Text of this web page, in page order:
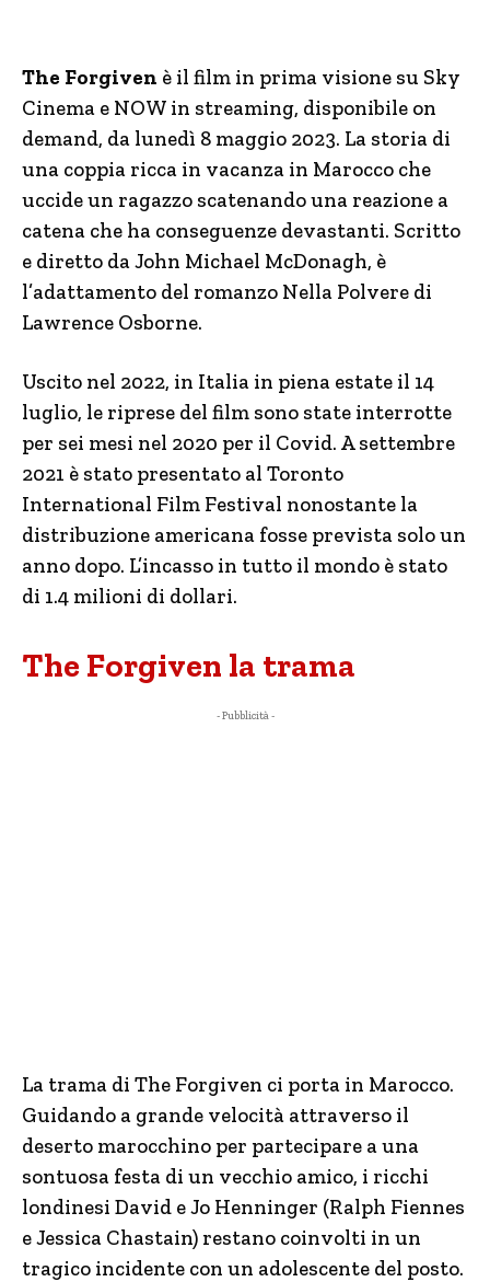
The Forgiven è il film in prima visione su Sky
Cinema e NOW in streaming, disponibile on
demand, da lunedì 8 maggio 2023. La storia di
una coppia ricca in vacanza in Marocco che
uccide un ragazzo scatenando una reazione a
catena che ha conseguenze devastanti. Scritto
e diretto da John Michael McDonagh, è
l’adattamento del romanzo Nella Polvere di
Lawrence Osborne.
Uscito nel 2022, in Italia in piena estate il 14
luglio, le riprese del film sono state interrotte
per sei mesi nel 2020 per il Covid. A settembre
2021 è stato presentato al Toronto
International Film Festival nonostante la
distribuzione americana fosse prevista solo un
anno dopo. L’incasso in tutto il mondo è stato
di 1.4 milioni di dollari.
The Forgiven la trama
- Pubblicità -
La trama di The Forgiven ci porta in Marocco.
Guidando a grande velocità attraverso il
deserto marocchino per partecipare a una
sontuosa festa di un vecchio amico, i ricchi
londinesi David e Jo Henninger (Ralph Fiennes
e Jessica Chastain) restano coinvolti in un
tragico incidente con un adolescente del posto.